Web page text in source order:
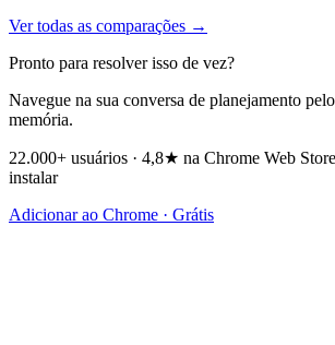
Ver todas as comparações →
Pronto para resolver isso de vez?
Navegue na sua conversa de planejamento
memória.
22.000+ usuários · 4,8★ na Chrome Web
instalar
Adicionar ao Chrome · Grátis